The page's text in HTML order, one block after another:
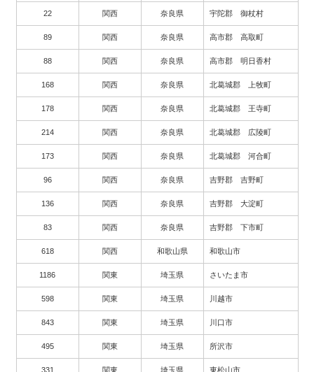
22 関西 奈良県 宇陀郡 御杖村
89 関西 奈良県 高市郡 高取町
88 関西 奈良県 高市郡 明日香村
168 関西 奈良県 北葛城郡 上牧町
178 関西 奈良県 北葛城郡 王寺町
214 関西 奈良県 北葛城郡 広陵町
173 関西 奈良県 北葛城郡 河合町
96 関西 奈良県 吉野郡 吉野町
136 関西 奈良県 吉野郡 大淀町
83 関西 奈良県 吉野郡 下市町
618 関西 和歌山県 和歌山市
1186 関東 埼玉県 さいたま市
598 関東 埼玉県 川越市
843 関東 埼玉県 川口市
495 関東 埼玉県 所沢市
331 関東 埼玉県 東松山市